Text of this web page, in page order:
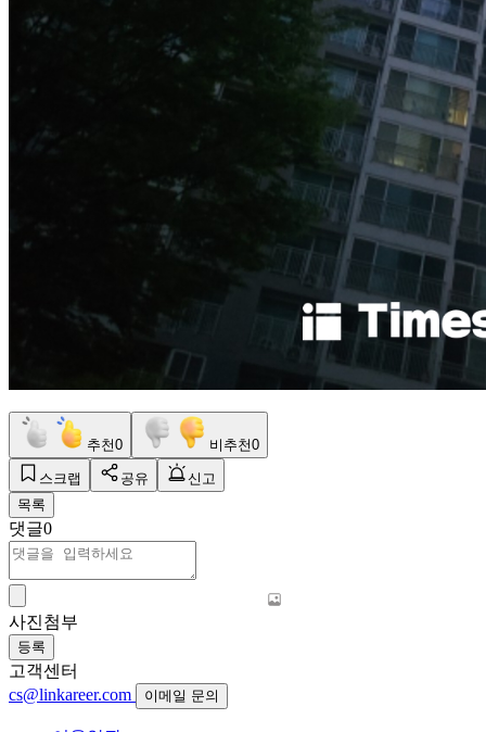
추천0 비추천0
스크랩 공유
신고
목록
댓글0
사진첨부
등록
고객센터
cs@linkareer.com
이메일 문의